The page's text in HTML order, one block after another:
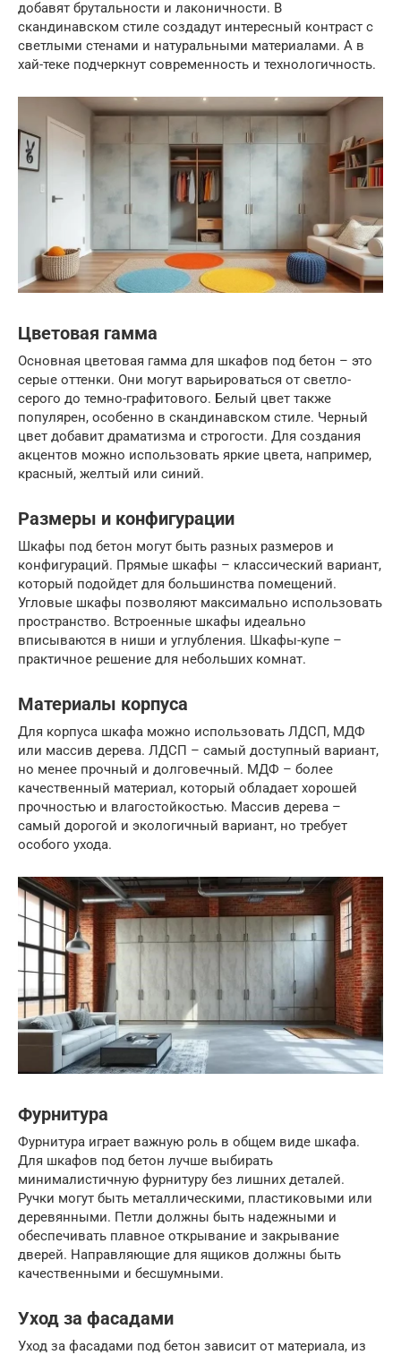
добавят брутальности и лаконичности. В
скандинавском стиле создадут интересный контраст с
светлыми стенами и натуральными материалами. А в
хай-теке подчеркнут современность и технологичность.
Цветовая гамма
Основная цветовая гамма для шкафов под бетон – это
серые оттенки. Они могут варьироваться от светло-
серого до темно-графитового. Белый цвет также
популярен, особенно в скандинавском стиле. Черный
цвет добавит драматизма и строгости. Для создания
акцентов можно использовать яркие цвета, например,
красный, желтый или синий.
Размеры и конфигурации
Шкафы под бетон могут быть разных размеров и
конфигураций. Прямые шкафы – классический вариант,
который подойдет для большинства помещений.
Угловые шкафы позволяют максимально использовать
пространство. Встроенные шкафы идеально
вписываются в ниши и углубления. Шкафы-купе –
практичное решение для небольших комнат.
Материалы корпуса
Для корпуса шкафа можно использовать ЛДСП, МДФ
или массив дерева. ЛДСП – самый доступный вариант,
но менее прочный и долговечный. МДФ – более
качественный материал, который обладает хорошей
прочностью и влагостойкостью. Массив дерева –
самый дорогой и экологичный вариант, но требует
особого ухода.
Фурнитура
Фурнитура играет важную роль в общем виде шкафа.
Для шкафов под бетон лучше выбирать
минималистичную фурнитуру без лишних деталей.
Ручки могут быть металлическими, пластиковыми или
деревянными. Петли должны быть надежными и
обеспечивать плавное открывание и закрывание
дверей. Направляющие для ящиков должны быть
качественными и бесшумными.
Уход за фасадами
Уход за фасадами под бетон зависит от материала, из